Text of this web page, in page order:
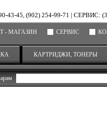
45, (902) 254-99-71 | СЕРВИС:
- МАГАЗИН СЕРВИС
КАРТРИДЖИ, ТОНЕРЫ